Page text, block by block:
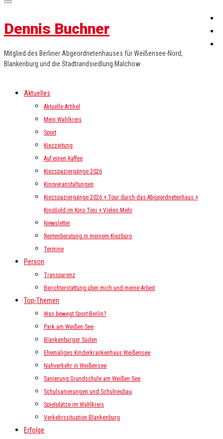
Dennis Buchner
Mitglied des Berliner Abgeordnetenhauses für Weißensee-Nord,
Blankenburg und die Stadtrandsiedlung Malchow
Aktuelles
Aktuelle Artikel
Mein Wahlkreis
Sport
Kiezzeitung
Auf einen Kaffee
Kiezspaziergänge 2026
Kinoveranstaltungen
Kiezspaziergänge 2026 + Tour durch das Abgeordnetenhaus +
KinoGold im Kino Toni + Vieles Mehr
Newsletter
Rentenberatung in meinem Kiezbüro
Termine
Person
Transparenz
Berichterstattung über mich und meine Arbeit
Top-Themen
Was bewegt Sport-Berlin?
Park am Weißen See
Blankenburger Süden
Ehemaliges Kinderkrankenhaus Weißensee
Nahverkehr in Weißensee
Sanierung Grundschule am Weißen See
Schulsanierungen und Schulneubau
Spielplätze im Wahlkreis
Verkehrssituation Blankenburg
Erfolge